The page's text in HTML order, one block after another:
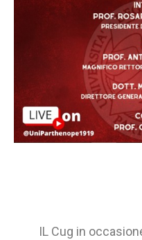
IL Cug in